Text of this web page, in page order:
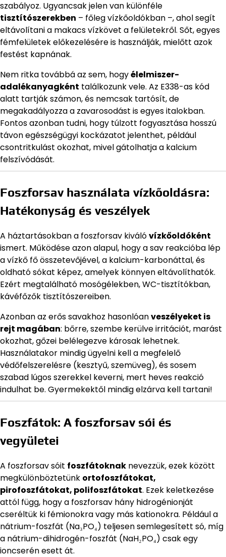
szabályoz. Ugyancsak jelen van különféle
tisztítószerekben – főleg vízkőoldókban –, ahol segít
eltávolítani a makacs vízkövet a felületekről. Sőt, egyes
fémfelületek előkezelésére is használják, mielőtt azok
festést kapnának.
Nem ritka továbbá az sem, hogyélelmiszer-
adalékanyagként találkozunk vele. Az E338-as kód
alatt tartják számon, és nemcsak tartósít, de
megakadályozza a zavarosodást is egyes italokban.
Fontos azonban tudni, hogy túlzott fogyasztása hosszú
távon egészségügyi kockázatot jelenthet, például
csontritkulást okozhat, mivel gátolhatja a kalcium
felszívódását.
Foszforsav használata vízkőoldásra:
Hatékonyság és veszélyek
A háztartásokban a foszforsav kiválóvízkőoldóként
ismert. Működése azon alapul, hogy a sav reakcióba lép
a vízkő fő összetevőjével, a kalcium-karbonáttal, és
oldható sókat képez, amelyek könnyen eltávolíthatók.
Ezért megtalálható mosógélekben, WC-tisztítókban,
kávéfőzők tisztítószereiben.
Azonban az erős savakhoz hasonlóanveszélyeket is
rejt magában: bőrre, szembe kerülve irritációt, marást
okozhat, gőzei belélegezve károsak lehetnek.
Használatakor mindig ügyelni kell a megfelelő
védőfelszerelésre (kesztyű, szemüveg), és sosem
szabad lúgos szerekkel keverni, mert heves reakció
indulhat be. Gyermekektől mindig elzárva kell tartani!
Foszfátok: A foszforsav sói és
vegyületei
A foszforsav sóit foszfátoknak nevezzük, ezek között
megkülönböztetünk ortofoszfátokat,
pirofoszfátokat, polifoszfátokat. Ezek keletkezése
attól függ, hogy a foszforsav hány hidrogénionját
cseréltük ki fémionokra vagy más kationokra. Például a
nátrium-foszfát (Na₃PO₄) teljesen semlegesített só, míg
a nátrium-dihidrogén-foszfát (NaH₂PO₄) csak egy
ioncserén esett át.